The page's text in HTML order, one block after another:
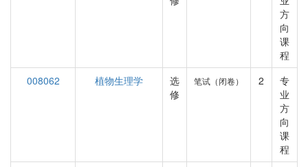
方
向
课
程
008062
植物生理学
选
修
笔试（闭卷） 2
专
业
方
向
课
程